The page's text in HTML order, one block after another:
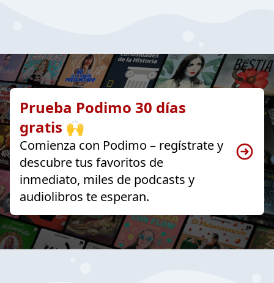
Prueba Podimo 30 días
gratis 🙌
Comienza con Podimo – regístrate y
descubre tus favoritos de
inmediato, miles de podcasts y
audiolibros te esperan.